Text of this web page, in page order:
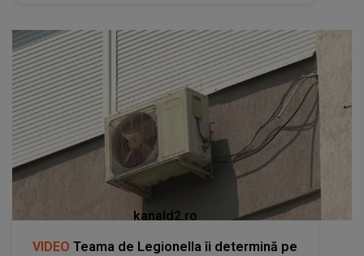
kanald2.ro
VIDEO Teama de Legionella îi determină pe